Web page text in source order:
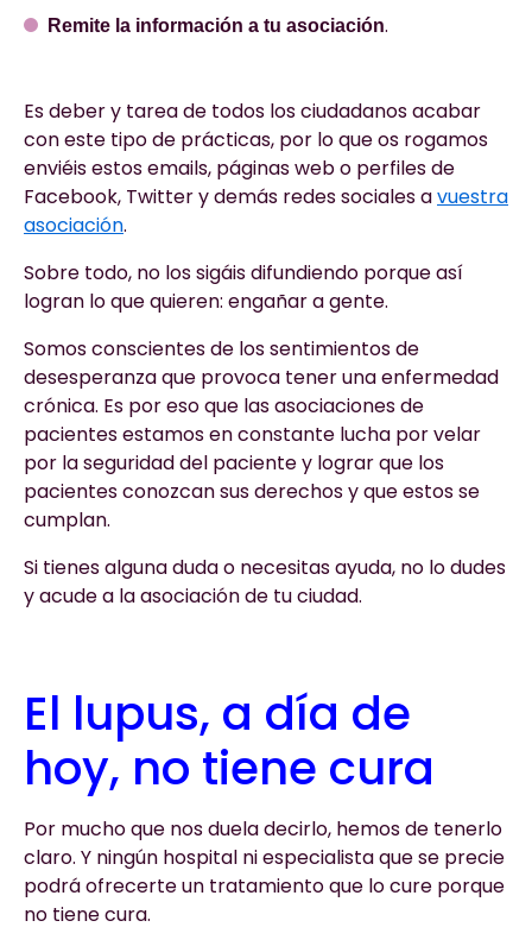
Remite la información a tu asociación.
Es deber y tarea de todos los ciudadanos acabar
con este tipo de prácticas, por lo que os rogamos
enviéis estos emails, páginas web o perfiles de
Facebook, Twitter y demás redes sociales avuestra
asociación.
Sobre todo, no los sigáis difundiendo porque así
logran lo que quieren: engañar a gente.
Somos conscientes de los sentimientos de
desesperanza que provoca tener una enfermedad
crónica. Es por eso que las asociaciones de
pacientes estamos en constante lucha por velar
por la seguridad del paciente y lograr que los
pacientes conozcan sus derechos y que estos se
cumplan.
Si tienes alguna duda o necesitas ayuda, no lo dudes
y acude a la asociación de tu ciudad.
El lupus, a día de
hoy, no tiene cura
Por mucho que nos duela decirlo, hemos de tenerlo
claro. Y ningún hospital ni especialista que se precie
podrá ofrecerte un tratamiento que lo cure porque
no tiene cura.